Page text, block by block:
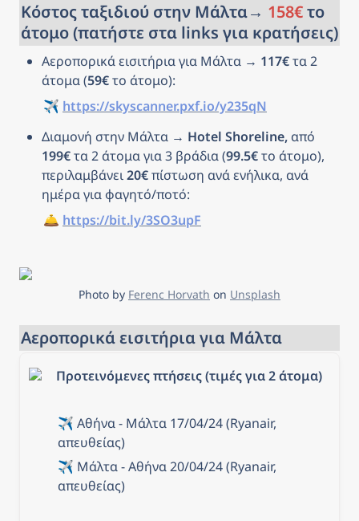
Κόστος ταξιδιού στην Μάλτα→ 158€ το
άτομο (πατήστε στα links για κρατήσεις)
Αεροπορικά εισιτήρια για Μάλτα → 117€ τα 2
άτομα (59€ το άτομο):
✈️ https://skyscanner.pxf.io/y235qN
Διαμονή στην Μάλτα → Hotel Shoreline,
199€ τα 2 άτομα για 3 βράδια (99.5€ το άτομο),
περιλαμβάνει 20€ πίστωση ανά ενήλικα, ανά
ημέρα για φαγητό/ποτό:
🛎️ https://bit.ly/3SO3upF
Photo by Ferenc Horvath on Unsplash
Αεροπορικά εισιτήρια για Μάλτα
Προτεινόμενες πτήσεις (τιμές για 2 άτομα)
✈️ Αθήνα - Μάλτα 17/04/24 (Ryanair,
απευθείας)
✈️ Μάλτα - Αθήνα 20/04/24 (Ryanair,
απευθείας)